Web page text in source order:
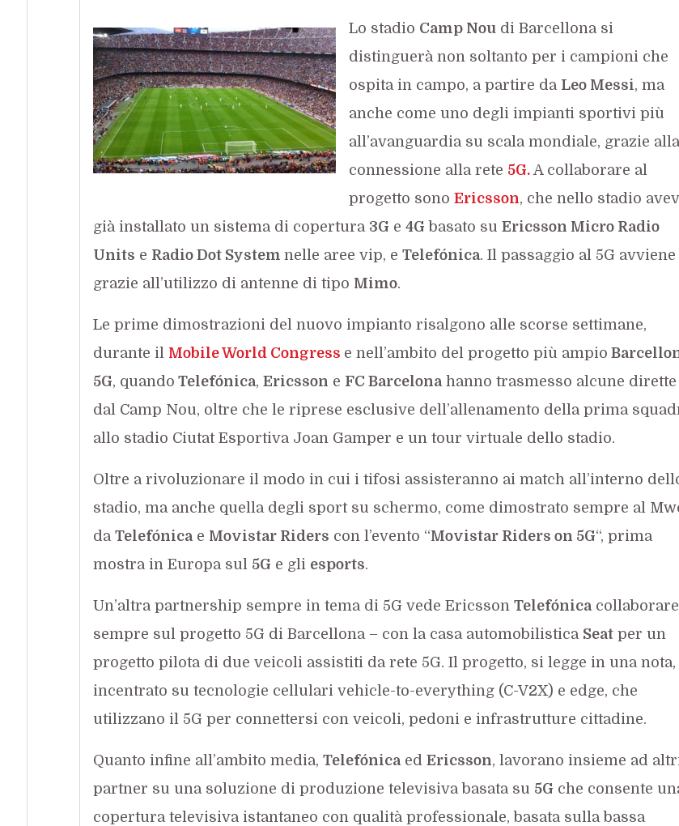
Lo stadio Camp Nou di Barcellona si
distinguerà non soltanto per i campioni che
ospita in campo, a partire da Leo Messi, ma
anche come uno degli impianti sportivi più
all’avanguardia su scala mondiale, grazie alla
connessione alla rete 5G.A collaborare al
progetto sono Ericsson, che nello stadio
già installato un sistema di copertura 3G e 4G basato su Ericsson Micro Radio
Units e Radio Dot System nelle aree vip, e Telefónica. Il passaggio al 5G avviene
grazie all’utilizzo di antenne di tipo Mimo.
Le prime dimostrazioni del nuovo impianto risalgono alle scorse settimane,
durante il Mobile World Congress e nell’ambito del progetto più ampio
5G, quando Telefónica, Ericsson e FC Barcelonahanno trasmesso alcune dirette
dal Camp Nou, oltre che le riprese esclusive dell’allenamento della prima
allo stadio Ciutat Esportiva Joan Gamper e un tour virtuale dello stadio.
Oltre a rivoluzionare il modo in cui i tifosi assisteranno ai match all’interno
stadio, ma anche quella degli sport su schermo, come dimostrato sempre al
da Telefónicae Movistar Riders con l’evento “Movistar Riders on 5G“, prima
mostra in Europa sul 5G e gli esports.
Un’altra partnership sempre in tema di 5G vede Ericsson Telefónica
sempre sul progetto 5G di Barcellona – con la casa automobilistica Seatper un
progetto pilota di due veicoli assistiti da rete 5G. Il progetto, si legge in una nota,
incentrato su tecnologie cellulari vehicle-to-everything (C-V2X) e edge, che
utilizzano il 5G per connettersi con veicoli, pedoni e infrastrutture cittadine.
Quanto infine all’ambito media, Telefónicaed Ericsson, lavorano insieme ad
partner su una soluzione di produzione televisiva basata su 5G che consente
copertura televisiva istantaneo con qualità professionale, basata sulla bassa